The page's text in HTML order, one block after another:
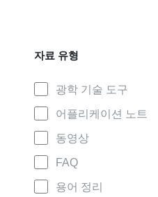
자료 유형
광학 기술 도구
어플리케이션 노트
동영상
FAQ
용어 정리